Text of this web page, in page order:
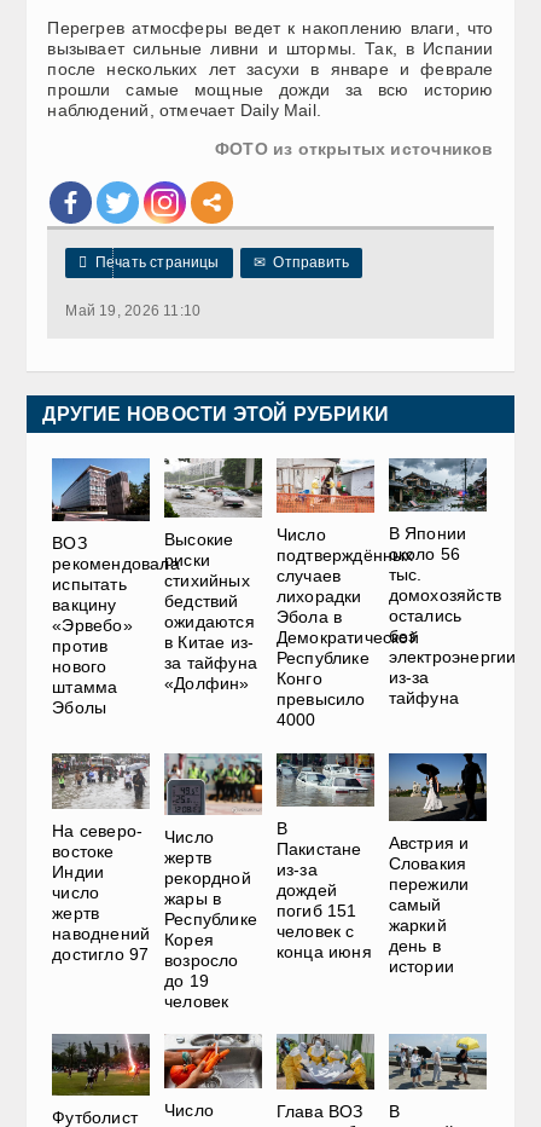
Перегрев атмосферы ведет к накоплению влаги, что
вызывает сильные ливни и штормы. Так, в Испании
после нескольких лет засухи в январе и феврале
прошли самые мощные дожди за всю историю
наблюдений, отмечает Daily Mail.
ФОТО из открытых источников
 Печать страницы ✉ Отправить
Май 19, 2026 11:10
ДРУГИЕ НОВОСТИ ЭТОЙ РУБРИКИ
ВОЗ
рекомендовала
испытать
вакцину
«Эрвебо»
против
нового
штамма
Эболы
Высокие
риски
стихийных
бедствий
ожидаются
в Китае из-
за тайфуна
«Долфин»
Число
подтверждённых
случаев
лихорадки
Эбола в
Демократической
Республике
Конго
превысило
4000
В Японии
около 56
тыс.
домохозяйств
остались
без
электроэнергии
из-за
тайфуна
На северо-
востоке
Индии
число
жертв
наводнений
достигло 97
Число
жертв
рекордной
жары в
Республике
Корея
возросло
до 19
человек
В
Пакистане
из-за
дождей
погиб 151
человек с
конца июня
Австрия и
Словакия
пережили
самый
жаркий
день в
истории
Футболист
Число
Глава ВОЗ
В